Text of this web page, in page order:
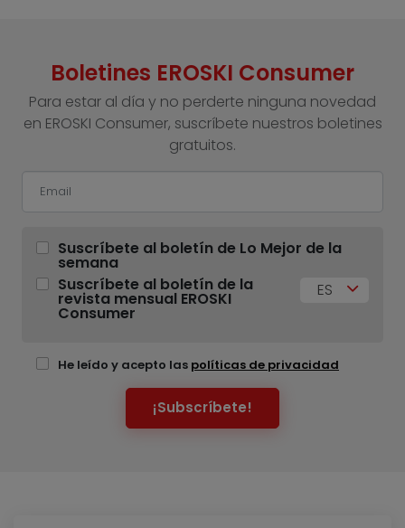
Boletines EROSKI Consumer
Para estar al día y no perderte ninguna novedad
en EROSKI Consumer, suscríbete nuestros boletines
gratuitos.
Suscríbete al boletín de Lo Mejor de la
semana
Suscríbete al boletín de la
revista mensual EROSKI
Consumer
ES
He leído y acepto las políticas de privacidad
¡Subscríbete!